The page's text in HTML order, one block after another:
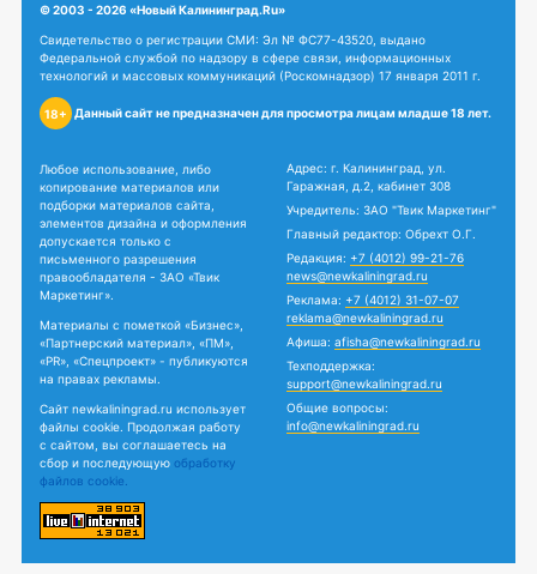
© 2003 - 2026 «Новый Калининград.Ru»
Свидетельство о регистрации СМИ: Эл № ФС77-43520, выдано
Федеральной службой по надзору в сфере связи, информационных
технологий и массовых коммуникаций (Роскомнадзор) 17 января 2011 г.
18+ Данный сайт не предназначен для просмотра лицам младше 18 лет.
Любое использование, либо
копирование материалов или
подборки материалов сайта,
элементов дизайна и оформления
допускается только с
письменного разрешения
правообладателя - ЗАО «Твик
Маркетинг».
Материалы с пометкой «Бизнес»,
«Партнерский материал», «ПМ»,
«PR», «Спецпроект» - публикуются
на правах рекламы.
Сайт newkaliningrad.ru использует
файлы cookie. Продолжая работу
с сайтом, вы соглашаетесь на
сбор и последующую обработку
файлов cookie.
Адрес: г. Калининград, ул.
Гаражная, д.2, кабинет 308
Учредитель: ЗАО "Твик Маркетинг"
Главный редактор: Обрехт О.Г.
Редакция: +7 (4012) 99-21-76
news@newkaliningrad.ru
Реклама: +7 (4012) 31-07-07
reklama@newkaliningrad.ru
Афиша: afisha@newkaliningrad.ru
Техподдержка:
support@newkaliningrad.ru
Общие вопросы:
info@newkaliningrad.ru